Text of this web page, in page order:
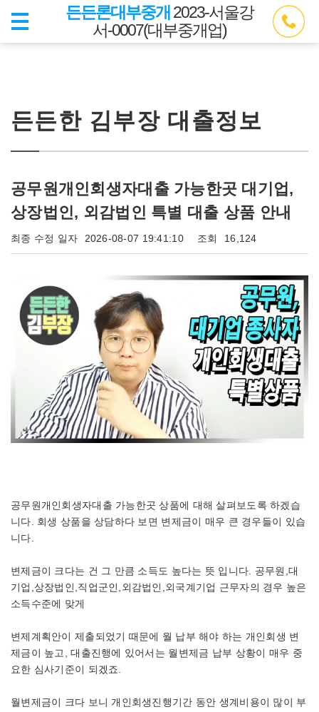
든든론대부중개 2023-서울강
서-0007(대부중개업)
든든한 김부장 대출정보
공무원개인회생자대출 가능한곳 대기업,
상장법인, 외감법인 특별 대출 상품 안내
최종 수정 일자 2026-08-07 19:41:10 조회 16,124
공무원개인회생자대출 가능한곳 상품에 대해 살펴보도록 하겠습
니다. 회생 상품을 상담하다 보면 변제금이 매우 큰 경우들이 있습
니다.
변제금이 크다는 건 그 만큼 소득도 높다는 뜻 입니다. 공무원,대
기업,상장법인,직업군인,외감법인,외국계기업 근무자의 경우 높은
소득수준에 맞게
변제계획안이 제출되었기 때문에 월 납부 해야 하는 개인회생 변
제금이 높고, 대출진행에 있어서는 월변제금 납부 상황이 매우 중
요한 심사기준이 되겠죠.
월변제금이 크다 보니 개인회생진행기간 동안 생계비용이 많이 부